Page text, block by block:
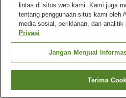
Fasilitas properti
Tempat parkir
Beranda
Cari
lintas di situs web kami. Kami juga
tentang penggunaan situs kami oleh
media sosial, periklanan, dan analitik
Privasi
Jangan Menjual
Terima